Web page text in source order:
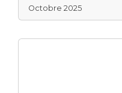
Octobre 2025